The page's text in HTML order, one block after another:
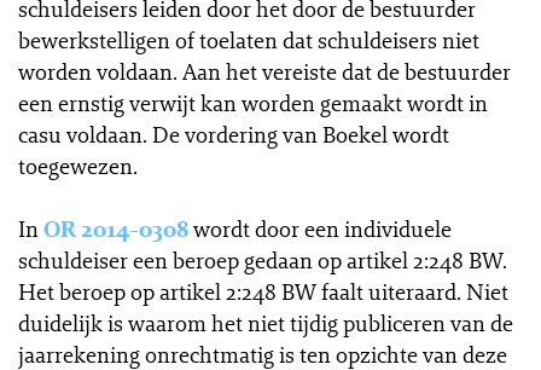
schuldeisers leiden door het door de bestuurder
bewerkstelligen of toelaten dat schuldeisers niet
worden voldaan. Aan het vereiste dat de bestuurder
een ernstig verwijt kan worden gemaakt wordt in
casu voldaan. De vordering van Boekel wordt
toegewezen.
InOR 2014-0308wordt door een individuele
schuldeiser een beroep gedaan op artikel 2:248 BW.
Het beroep op artikel 2:248 BW faalt uiteraard. Niet
duidelijk is waarom het niet tijdig publiceren van de
jaarrekening onrechtmatig is ten opzichte van deze